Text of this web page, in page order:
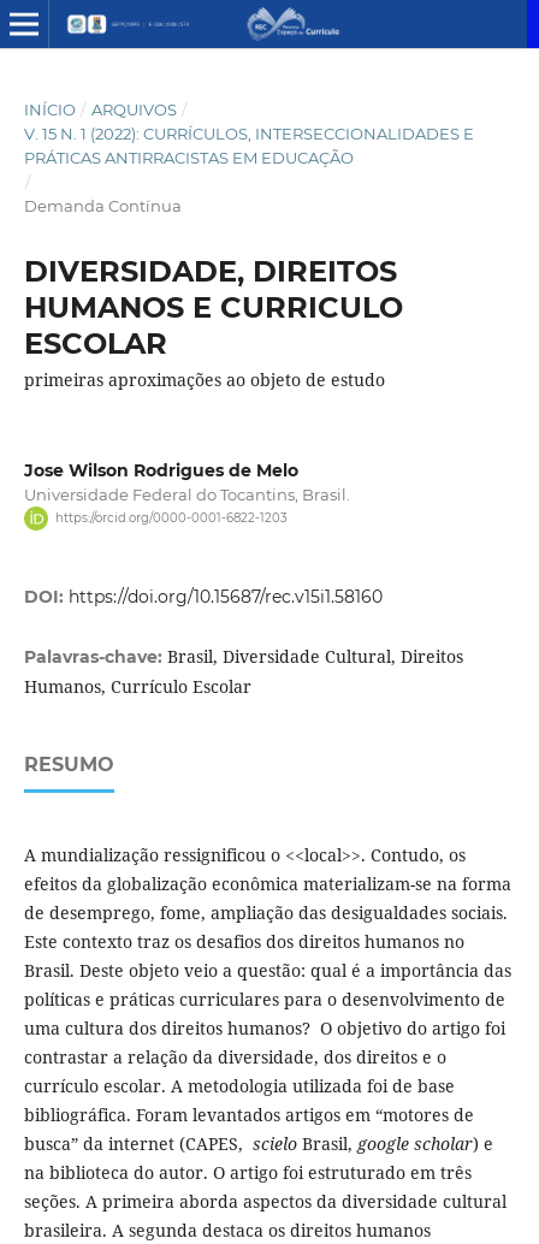
INÍCIO / ARQUIVOS /
V. 15 N. 1 (2022): CURRÍCULOS, INTERSECCIONALIDADES E
PRÁTICAS ANTIRRACISTAS EM EDUCAÇÃO
/
Demanda Contínua
DIVERSIDADE, DIREITOS
HUMANOS E CURRICULO
ESCOLAR
primeiras aproximações ao objeto de estudo
Jose Wilson Rodrigues de Melo
Universidade Federal do Tocantins, Brasil.
https://orcid.org/0000-0001-6822-1203
DOI: https://doi.org/10.15687/rec.v15i1.58160
Palavras-chave: Brasil, Diversidade Cultural, Direitos
Humanos, Currículo Escolar
RESUMO
A mundialização ressignificou o <<local>>. Contudo, os
efeitos da globalização econômica materializam-se na forma
de desemprego, fome, ampliação das desigualdades sociais.
Este contexto traz os desafios dos direitos humanos no
Brasil. Deste objeto veio a questão: qual é a importância das
políticas e práticas curriculares para o desenvolvimento de
uma cultura dos direitos humanos? O objetivo do artigo foi
contrastar a relação da diversidade, dos direitos e o
currículo escolar. A metodologia utilizada foi de base
bibliográfica. Foram levantados artigos em “motores de
busca” da internet (CAPES, scielo Brasil, google scholar) e
na biblioteca do autor. O artigo foi estruturado em três
seções. A primeira aborda aspectos da diversidade cultural
brasileira. A segunda destaca os direitos humanos